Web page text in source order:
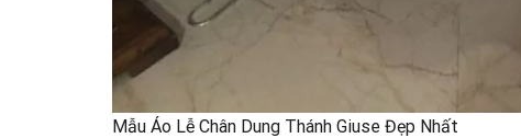
Mẫu Áo Lễ Chân Dung Thánh Giuse Đẹp Nhất